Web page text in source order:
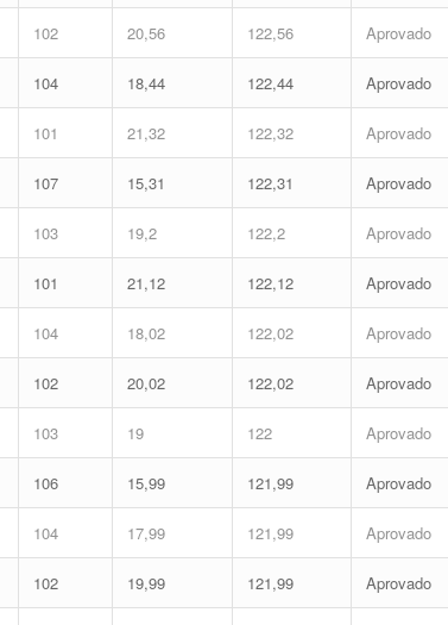
102 20,56 122,56 Aprovado
104 18,44 122,44 Aprovado
101 21,32 122,32 Aprovado
107 15,31 122,31 Aprovado
103 19,2 122,2 Aprovado
101 21,12 122,12 Aprovado
104 18,02 122,02 Aprovado
102 20,02 122,02 Aprovado
103 19 122 Aprovado
106 15,99 121,99 Aprovado
104 17,99 121,99 Aprovado
102 19,99 121,99 Aprovado